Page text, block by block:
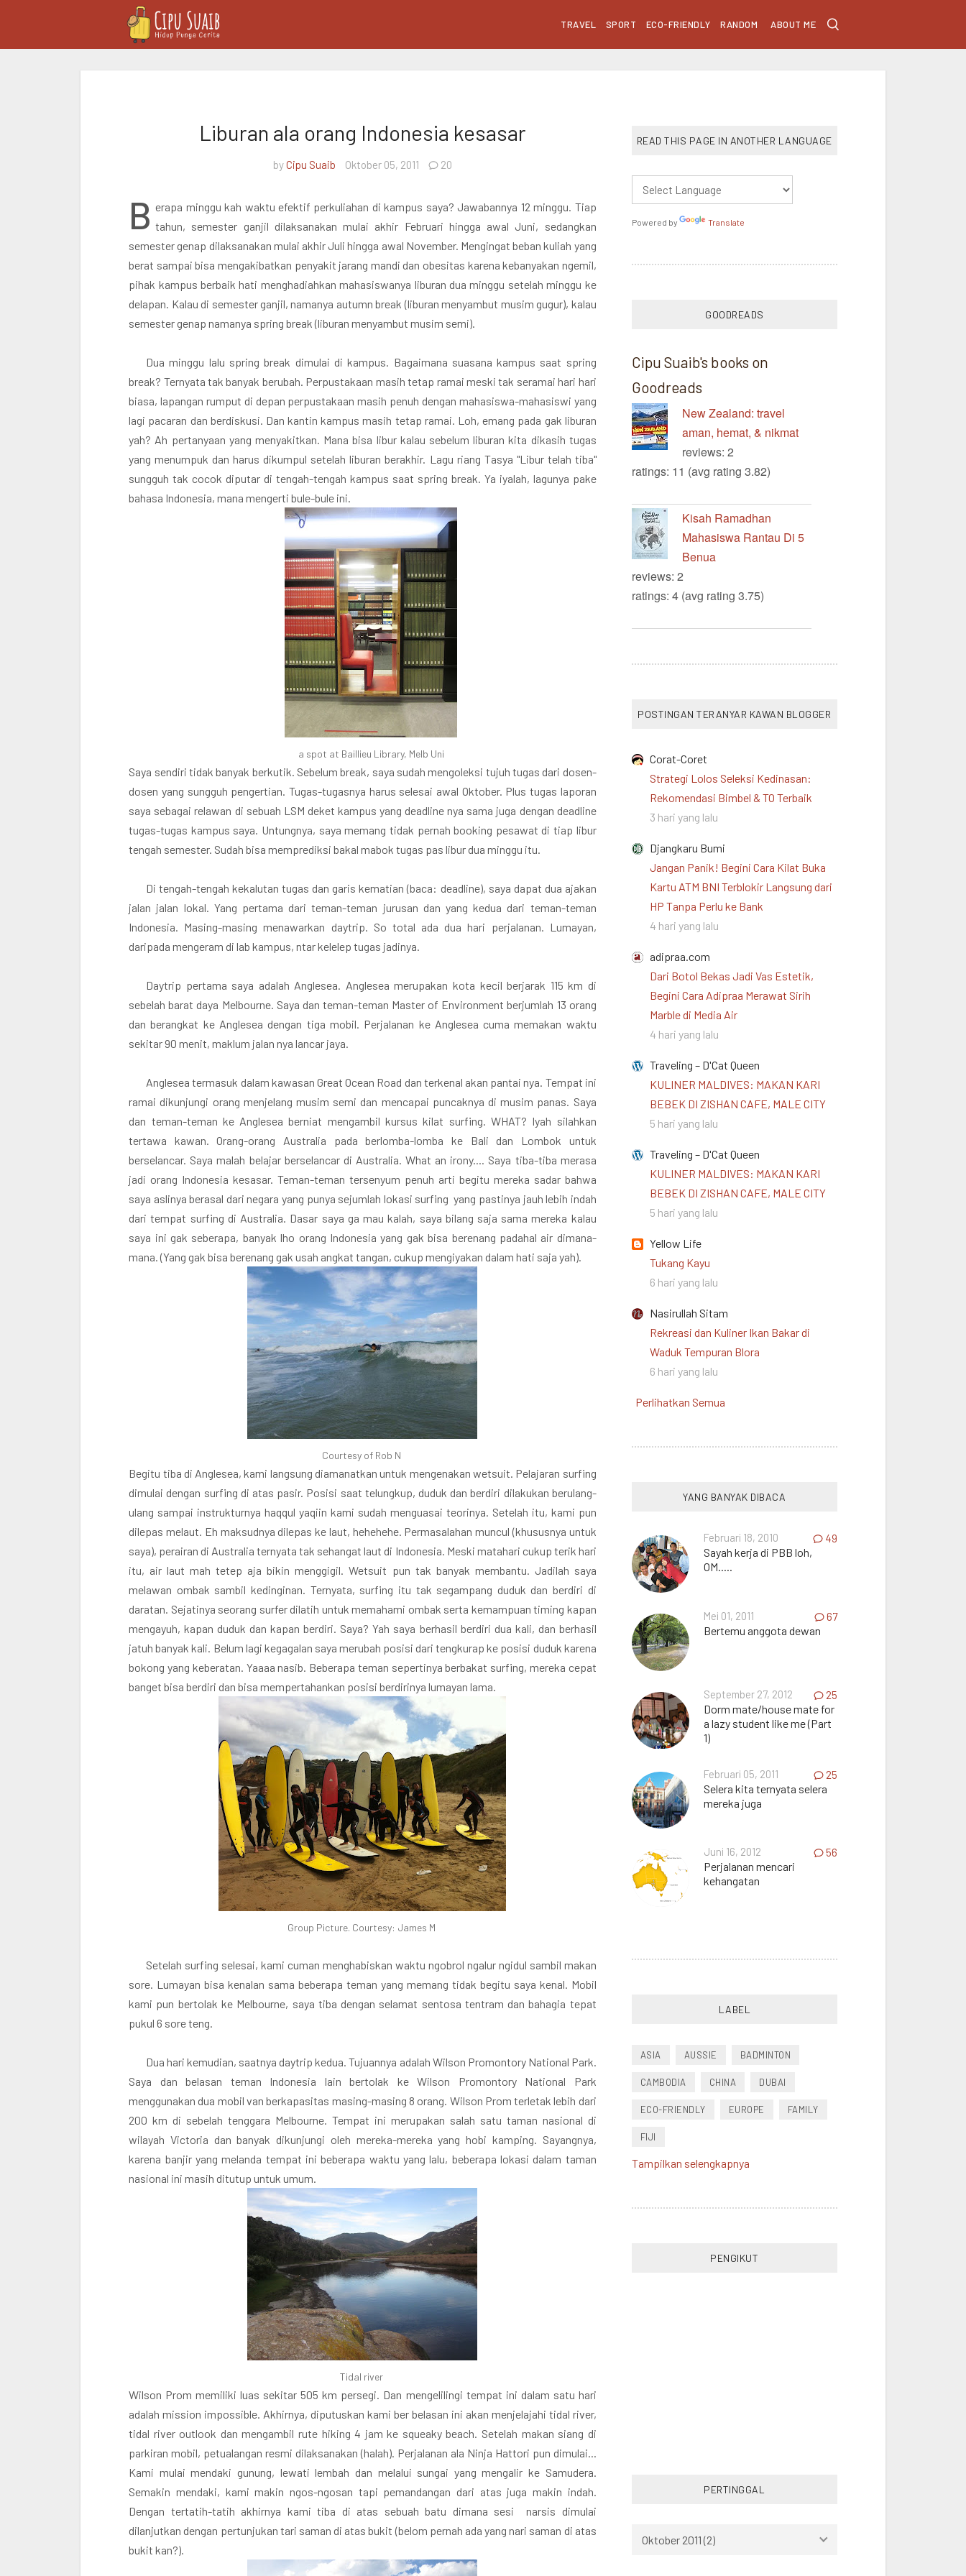
TRAVEL SPORT ECO-FRIENDLY RANDOM ABOUT ME
Liburan ala orang Indonesia kesasar
byCipu Suaib Oktober 05, 2011 20
B erapa minggu kah waktu efektif perkuliahan di kampus saya? Jawabannya 12 minggu. Tiap
tahun, semester ganjil dilaksanakan mulai akhir Februari hingga awal Juni, sedangkan
semester genap dilaksanakan mulai akhir Juli hingga awal November. Mengingat beban kuliah yang
berat sampai bisa mengakibatkan penyakit jarang mandi dan obesitas karena kebanyakan ngemil,
pihak kampus berbaik hati menghadiahkan mahasiswanya liburan dua minggu setelah minggu ke
delapan. Kalau di semester ganjil, namanya autumn break (liburan menyambut musim gugur), kalau
semester genap namanya spring break (liburan menyambut musim semi).
Dua minggu lalu spring break dimulai di kampus. Bagaimana suasana kampus saat spring
break? Ternyata tak banyak berubah. Perpustakaan masih tetap ramai meski tak seramai hari hari
biasa, lapangan rumput di depan perpustakaan masih penuh dengan mahasiswa-mahasiswi yang
lagi pacaran dan berdiskusi. Dan kantin kampus masih tetap ramai. Loh, emang pada gak liburan
yah? Ah pertanyaan yang menyakitkan. Mana bisa libur kalau sebelum liburan kita dikasih tugas
yang menumpuk dan harus dikumpul setelah liburan berakhir. Lagu riang Tasya "Libur telah tiba"
sungguh tak cocok diputar di tengah-tengah kampus saat spring break. Ya iyalah, lagunya pake
bahasa Indonesia, mana mengerti bule-bule ini.
a spot at Baillieu Library, Melb Uni
Saya sendiri tidak banyak berkutik. Sebelum break, saya sudah mengoleksi tujuh tugas dari dosen-
dosen yang sungguh pengertian. Tugas-tugasnya harus selesai awal Oktober. Plus tugas laporan
saya sebagai relawan di sebuah LSM deket kampus yang deadline nya sama juga dengan deadline
tugas-tugas kampus saya. Untungnya, saya memang tidak pernah booking pesawat di tiap libur
tengah semester. Sudah bisa memprediksi bakal mabok tugas pas libur dua minggu itu.
Di tengah-tengah kekalutan tugas dan garis kematian (baca: deadline), saya dapat dua ajakan
jalan jalan lokal. Yang pertama dari teman-teman jurusan dan yang kedua dari teman-teman
Indonesia. Masing-masing menawarkan daytrip. So total ada dua hari perjalanan. Lumayan,
daripada mengeram di lab kampus, ntar kelelep tugas jadinya.
Daytrip pertama saya adalah Anglesea. Anglesea merupakan kota kecil berjarak 115 km di
sebelah barat daya Melbourne. Saya dan teman-teman Master of Environment berjumlah 13 orang
dan berangkat ke Anglesea dengan tiga mobil. Perjalanan ke Anglesea cuma memakan waktu
sekitar 90 menit, maklum jalan nya lancar jaya.
Anglesea termasuk dalam kawasan Great Ocean Road dan terkenal akan pantai nya. Tempat ini
ramai dikunjungi orang menjelang musim semi dan mencapai puncaknya di musim panas. Saya
dan teman-teman ke Anglesea berniat mengambil kursus kilat surfing. WHAT? Iyah silahkan
tertawa kawan. Orang-orang Australia pada berlomba-lomba ke Bali dan Lombok untuk
berselancar. Saya malah belajar berselancar di Australia. What an irony.... Saya tiba-tiba merasa
jadi orang Indonesia kesasar. Teman-teman tersenyum penuh arti begitu mereka sadar bahwa
saya aslinya berasal dari negara yang punya sejumlah lokasi surfing yang pastinya jauh lebih indah
dari tempat surfing di Australia. Dasar saya ga mau kalah, saya bilang saja sama mereka kalau
saya ini gak seberapa, banyak lho orang Indonesia yang gak bisa berenang padahal air dimana-
mana. (Yang gak bisa berenang gak usah angkat tangan, cukup mengiyakan dalam hati saja yah).
Courtesy of Rob N
Begitu tiba di Anglesea, kami langsung diamanatkan untuk mengenakan wetsuit. Pelajaran surfing
dimulai dengan surfing di atas pasir. Posisi saat telungkup, duduk dan berdiri dilakukan berulang-
ulang sampai instrukturnya haqqul yaqiin kami sudah menguasai teorinya. Setelah itu, kami pun
dilepas melaut. Eh maksudnya dilepas ke laut, hehehehe. Permasalahan muncul (khususnya untuk
saya), perairan di Australia ternyata tak sehangat laut di Indonesia. Meski matahari cukup terik hari
itu, air laut mah tetep aja bikin menggigil. Wetsuit pun tak banyak membantu. Jadilah saya
melawan ombak sambil kedinginan. Ternyata, surfing itu tak segampang duduk dan berdiri di
daratan. Sejatinya seorang surfer dilatih untuk memahami ombak serta kemampuan timing kapan
mengayuh, kapan duduk dan kapan berdiri. Saya? Yah saya berhasil berdiri dua kali, dan berhasil
jatuh banyak kali. Belum lagi kegagalan saya merubah posisi dari tengkurap ke posisi duduk karena
bokong yang keberatan. Yaaaa nasib. Beberapa teman sepertinya berbakat surfing, mereka cepat
banget bisa berdiri dan bisa mempertahankan posisi berdirinya lumayan lama.
Group Picture. Courtesy: James M
Setelah surfing selesai, kami cuman menghabiskan waktu ngobrol ngalur ngidul sambil makan
sore. Lumayan bisa kenalan sama beberapa teman yang memang tidak begitu saya kenal. Mobil
kami pun bertolak ke Melbourne, saya tiba dengan selamat sentosa tentram dan bahagia tepat
pukul 6 sore teng.
Dua hari kemudian, saatnya daytrip kedua. Tujuannya adalah Wilson Promontory National Park.
Saya dan belasan teman Indonesia lain bertolak ke Wilson Promontory National Park
menggunakan dua mobil van berkapasitas masing-masing 8 orang. Wilson Prom terletak lebih dari
200 km di sebelah tenggara Melbourne. Tempat ini merupakan salah satu taman nasional di
wilayah Victoria dan banyak dikunjungi oleh mereka-mereka yang hobi kamping. Sayangnya,
karena banjir yang melanda tempat ini beberapa waktu yang lalu, beberapa lokasi dalam taman
nasional ini masih ditutup untuk umum.
Tidal river
Wilson Prom memiliki luas sekitar 505 km persegi. Dan mengelilingi tempat ini dalam satu hari
adalah mission impossible. Akhirnya, diputuskan kami ber belasan ini akan menjelajahi tidal river,
tidal river outlook dan mengambil rute hiking 4 jam ke squeaky beach. Setelah makan siang di
parkiran mobil, petualangan resmi dilaksanakan (halah). Perjalanan ala Ninja Hattori pun dimulai...
Kami mulai mendaki gunung, lewati lembah dan melalui sungai yang mengalir ke Samudera.
Semakin mendaki, kami makin ngos-ngosan tapi pemandangan dari atas juga makin indah.
Dengan tertatih-tatih akhirnya kami tiba di atas sebuah batu dimana sesi narsis dimulai
dilanjutkan dengan pertunjukan tari saman di atas bukit (belom pernah ada yang nari saman di atas
bukit kan?).
READ THIS PAGE IN ANOTHER LANGUAGE
Powered by Translate
GOODREADS
Cipu Suaib's books on
Goodreads
New Zealand: travel
aman, hemat, & nikmat
reviews: 2
ratings: 11 (avg rating 3.82)
Kisah Ramadhan
Mahasiswa Rantau Di 5
Benua
reviews: 2
ratings: 4 (avg rating 3.75)
POSTINGAN TERANYAR KAWAN BLOGGER
Corat-Coret
Strategi Lolos Seleksi Kedinasan:
Rekomendasi Bimbel & TO Terbaik
3 hari yang lalu
Djangkaru Bumi
Jangan Panik! Begini Cara Kilat Buka
Kartu ATM BNI Terblokir Langsung dari
HP Tanpa Perlu ke Bank
4 hari yang lalu
adipraa.com
Dari Botol Bekas Jadi Vas Estetik,
Begini Cara Adipraa Merawat Sirih
Marble di Media Air
4 hari yang lalu
Traveling – D'Cat Queen
KULINER MALDIVES: MAKAN KARI
BEBEK DI ZISHAN CAFE, MALE CITY
5 hari yang lalu
Traveling – D'Cat Queen
KULINER MALDIVES: MAKAN KARI
BEBEK DI ZISHAN CAFE, MALE CITY
5 hari yang lalu
Yellow Life
Tukang Kayu
6 hari yang lalu
Nasirullah Sitam
Rekreasi dan Kuliner Ikan Bakar di
Waduk Tempuran Blora
6 hari yang lalu
Perlihatkan Semua
YANG BANYAK DIBACA
Februari 18, 2010 49
Sayah kerja di PBB loh,
OM.....
Mei 01, 2011 67
Bertemu anggota dewan
September 27, 2012 25
Dorm mate/house mate for
a lazy student like me (Part
1)
Februari 05, 2011 25
Selera kita ternyata selera
mereka juga
Juni 16, 2012 56
Perjalanan mencari
kehangatan
LABEL
ASIA AUSSIE BADMINTON
CAMBODIA CHINA DUBAI
ECO-FRIENDLY EUROPE FAMILY
FIJI
FOOD FRANCE FRIEND
Tampilkan selengkapnya
PENGIKUT
PERTINGGAL